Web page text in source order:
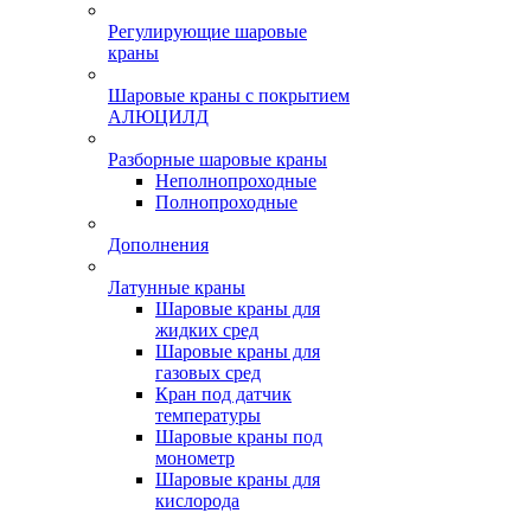
Регулирующие шаровые
краны
Шаровые краны с покрытием
АЛЮЦИЛД
Разборные шаровые краны
Неполнопроходные
Полнопроходные
Дополнения
Латунные краны
Шаровые краны для
жидких сред
Шаровые краны для
газовых сред
Кран под датчик
температуры
Шаровые краны под
монометр
Шаровые краны для
кислорода